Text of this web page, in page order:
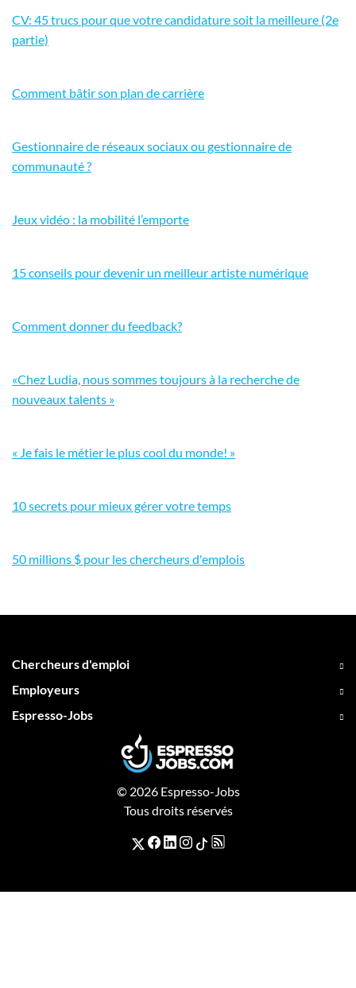
CV: 45 trucs pour que votre candidature soit la meilleure (2e
partie)
Comment bâtir son plan de carrière
Gestionnaire de réseaux sociaux ou gestionnaire de
communauté ?
Jeux vidéo : la mobilité l’emporte
15 conseils pour devenir un meilleur artiste numérique
Comment donner du feedback?
«Chez Ludia, nous sommes toujours à la recherche de
nouveaux talents »
« Je fais le métier le plus cool du monde! »
10 secrets pour mieux gérer votre temps
50 millions $ pour les chercheurs d'emplois
Chercheurs d'emploi
Employeurs
Espresso-Jobs
© 2026 Espresso-Jobs
Tous droits réservés